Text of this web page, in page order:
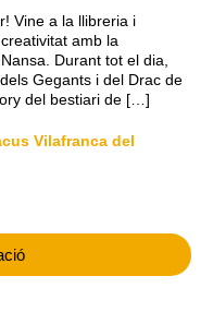
Vine a la llibreria i
amb la
Durant tot el dia,
Gegants i del Drac de
del bestiari de […]
Vilafranca del